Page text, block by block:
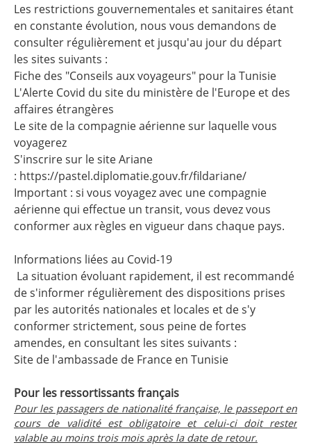
Les restrictions gouvernementales et sanitaires étant
en constante évolution, nous vous demandons de
consulter régulièrement et jusqu'au jour du départ
les sites suivants :
Fiche des "Conseils aux voyageurs" pour la Tunisie
L'Alerte Covid du site du ministère de l'Europe et des
affaires étrangères
Le site de la compagnie aérienne sur laquelle vous
voyagerez
S'inscrire sur le site Ariane
: https://pastel.diplomatie.gouv.fr/fildariane/
Important : si vous voyagez avec une compagnie
aérienne qui effectue un transit, vous devez vous
conformer aux règles en vigueur dans chaque pays.
Informations liées au Covid-19
La situation évoluant rapidement, il est recommandé
de s'informer régulièrement des dispositions prises
par les autorités nationales et locales et de s'y
conformer strictement, sous peine de fortes
amendes, en consultant les sites suivants :
Site de l'ambassade de France en Tunisie
Pour les ressortissants français
Pour les passagers de nationalité française, le passeport en
cours de validité est obligatoire et celui-ci doit rester
valable au moins trois mois après la date de retour.